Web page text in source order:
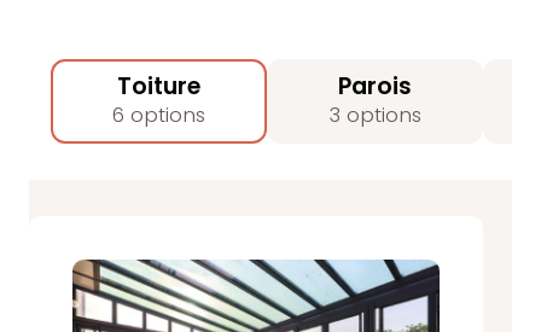
Toiture
6 options
Parois
3 options